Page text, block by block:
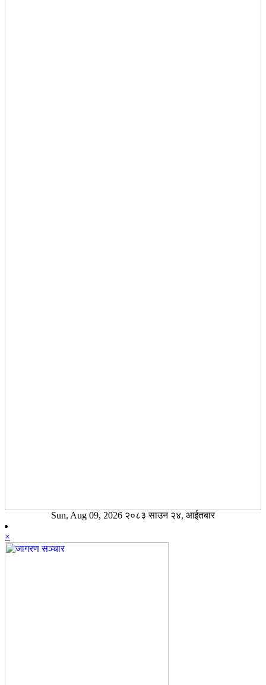
Sun, Aug 09, 2026 २०८३ साउन २४, आईतबार
×